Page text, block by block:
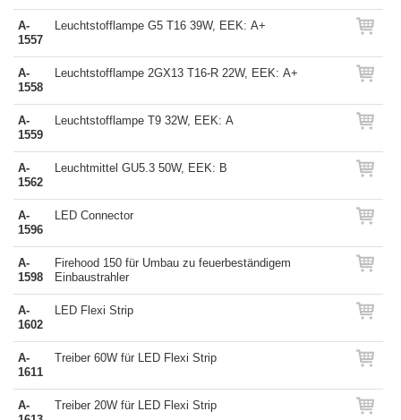
A-
1557
Leuchtstofflampe G5 T16 39W, EEK: A+
A-
1558
Leuchtstofflampe 2GX13 T16-R 22W, EEK: A+
A-
1559
Leuchtstofflampe T9 32W, EEK: A
A-
1562
Leuchtmittel GU5.3 50W, EEK: B
A-
1596
LED Connector
A-
1598
Firehood 150 für Umbau zu feuerbeständigem
Einbaustrahler
A-
1602
LED Flexi Strip
A-
1611
Treiber 60W für LED Flexi Strip
A-
Treiber 20W für LED Flexi Strip